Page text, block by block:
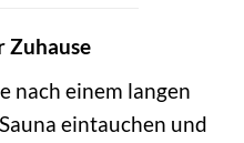
Zuhause
nach einem langen
eintauchen und